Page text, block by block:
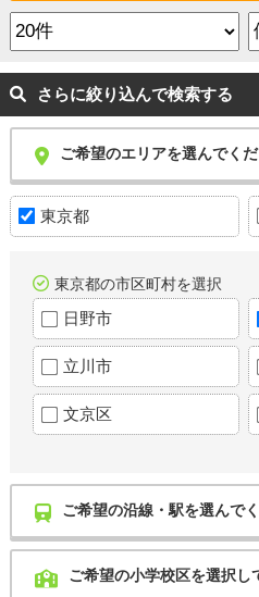
さらに絞り込んで検索する
ご希望のエリアを選んでく
東京都
東京都の市区町村を選択
日野市
立川市
文京区
ご希望の沿線・駅を選んで
ご希望の小学校区を選択し